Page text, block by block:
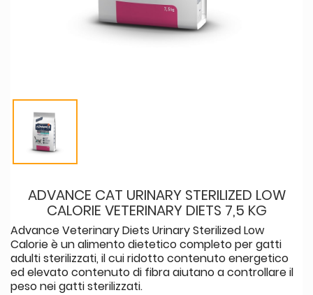
ADVANCE CAT URINARY STERILIZED LOW
CALORIE VETERINARY DIETS 7,5 KG
Advance Veterinary Diets Urinary Sterilized Low
Calorie è un alimento dietetico completo per gatti
adulti sterilizzati, il cui ridotto contenuto energetico
ed elevato contenuto di fibra aiutano a controllare il
peso nei gatti sterilizzati.